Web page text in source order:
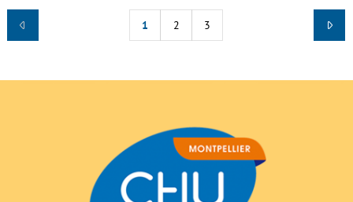
1 2 3